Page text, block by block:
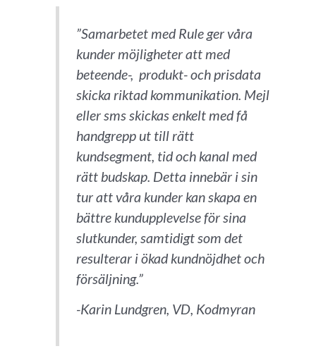
”Samarbetet med Rule ger våra
kunder möjligheter att med
beteende-, produkt- och prisdata
skicka riktad kommunikation. Mejl
eller sms skickas enkelt med få
handgrepp ut till rätt
kundsegment, tid och kanal med
rätt budskap. Detta innebär i sin
tur att våra kunder kan skapa en
bättre kundupplevelse för sina
slutkunder, samtidigt som det
resulterar i ökad kundnöjdhet och
försäljning.”
-Karin Lundgren, VD, Kodmyran